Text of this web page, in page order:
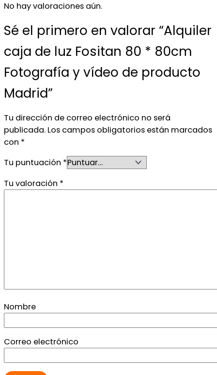
No hay valoraciones aún.
Sé el primero en valorar “Alquiler
caja de luz Fositan 80 * 80cm
Fotografía y vídeo de producto
Madrid”
Tu dirección de correo electrónico no será
publicada. Los campos obligatorios están marcados
con *
Tu puntuación *
Tu valoración *
Nombre
Correo electrónico